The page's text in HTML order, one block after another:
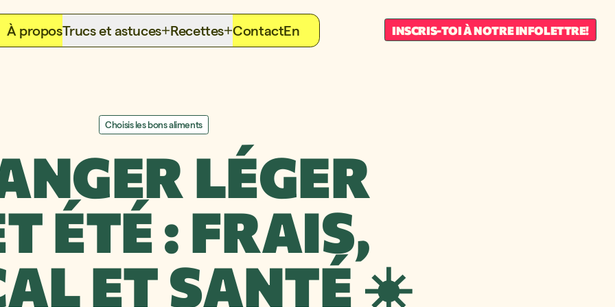
À proposTrucs et astuces Recettes ContactEn INSCRIS-TOI À NOTRE INFOLETTRE!
Choisis les bons aliments
LÉGER
ÉTÉ : FRAIS,
ET SANTÉ ☀️